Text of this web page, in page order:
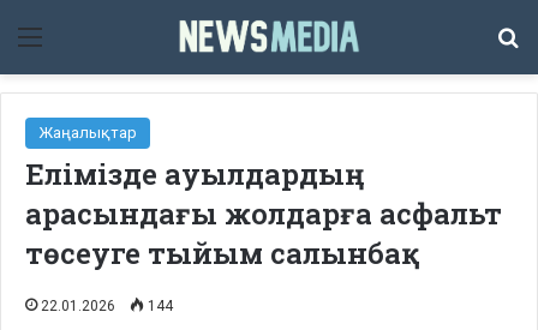
Мәзір
Жаңалықтар
Елімізде ауылдардың
арасындағы жолдарға асфальт
төсеуге тыйым салынбақ
22.01.2026 144